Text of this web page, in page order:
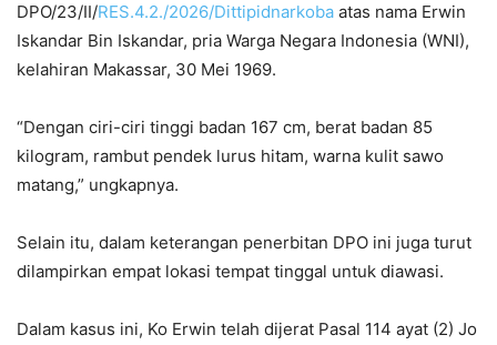
DPO/23/II/RES.4.2./2026/Dittipidnarkoba atas nama Erwin
Iskandar Bin Iskandar, pria Warga Negara Indonesia (WNI),
kelahiran Makassar, 30 Mei 1969.
“Dengan ciri-ciri tinggi badan 167 cm, berat badan 85
kilogram, rambut pendek lurus hitam, warna kulit sawo
matang,” ungkapnya.
Selain itu, dalam keterangan penerbitan DPO ini juga turut
dilampirkan empat lokasi tempat tinggal untuk diawasi.
Dalam kasus ini, Ko Erwin telah dijerat Pasal 114 ayat (2) Jo